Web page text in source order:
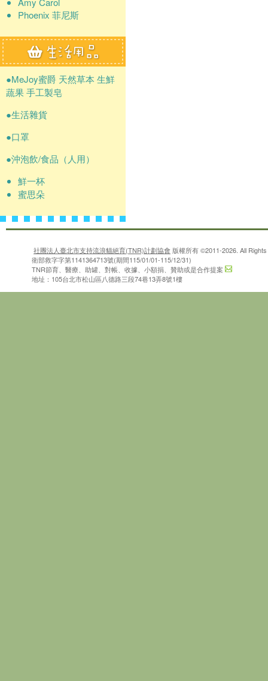
Phoenix 菲尼斯
●MeJoy蜜爵 天然草本 生鮮
蔬果 手工製皂
●生活雜貨
●口罩
●沖泡飲/食品（人用）
鮮一杯
蜜思朵
社團法人臺北市支持流浪貓絕育(TNR)計劃協會 版權所有 ©2011-2026. All
衛部救字字第1141364713號(期間115/01/01-115/12/31)
TNR節育、醫療、助罐、對帳、收據、小額捐、贊助或是合作提案
地址：105台北市松山區八德路三段74巷13弄8號1樓